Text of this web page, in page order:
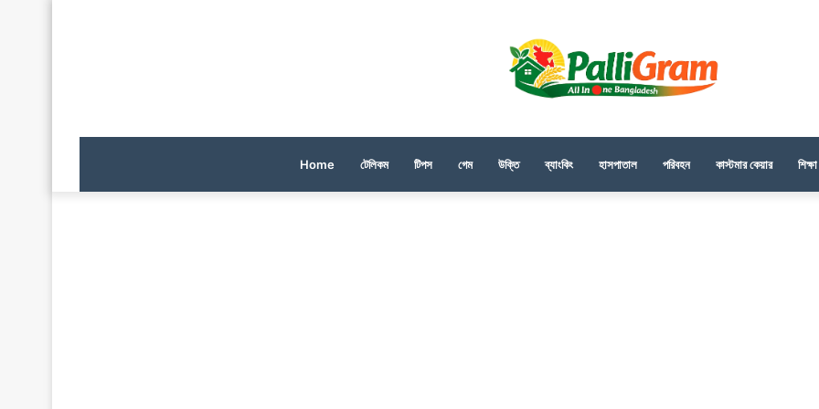
Home টেলিকম টিপস গেম উক্তি ব্যাংকিং হাসপাতাল পরিবহন কাস্টমার কেয়ার শিক্ষা